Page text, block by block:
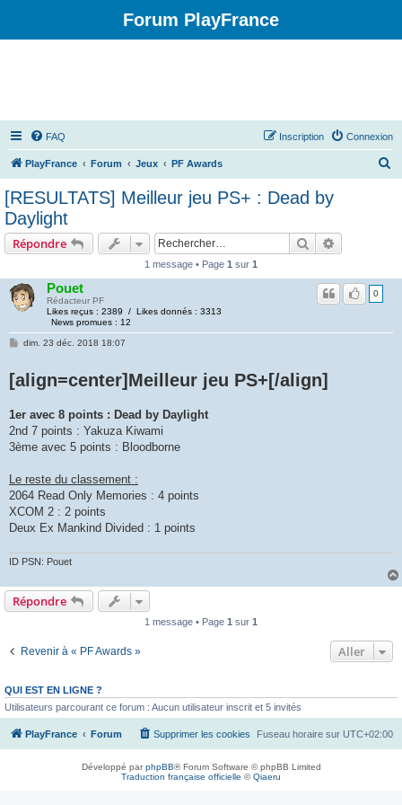
Forum PlayFrance
FAQ Connexion
Inscription
PlayFrance Forum Jeux PF Awards
e
[RESULTATS] Meilleur jeu PS+ : Dead by
Daylight
Répondre Rechercher
1 message • Page 1 sur 1
Pouet
Rédacteur PF
Likes reçus : 2389 / Likes donnés : 3313
News promues : 12
0
dim. 23 déc. 2018 18:07
[align=center]Meilleur jeu PS+[/align]
1er avec 8 points : Dead by Daylight
2nd 7 points : Yakuza Kiwami
3ème avec 5 points : Bloodborne
Le reste du classement :
2064 Read Only Memories : 4 points
XCOM 2 : 2 points
Deux Ex Mankind Divided : 1 points
ID PSN: Pouet
Répondre
1 message • Page 1 sur 1
Revenir à « PF Awards » Aller
QUI EST EN LIGNE ?
Utilisateurs parcourant ce forum : Aucun utilisateur inscrit et 5 invités
PlayFrance Forum Fuseau horaire sur UTC+02:00
Supprimer les cookies
Développé parphpBB® Forum Software © phpBB Limited
Traduction française officielle ©Qiaeru